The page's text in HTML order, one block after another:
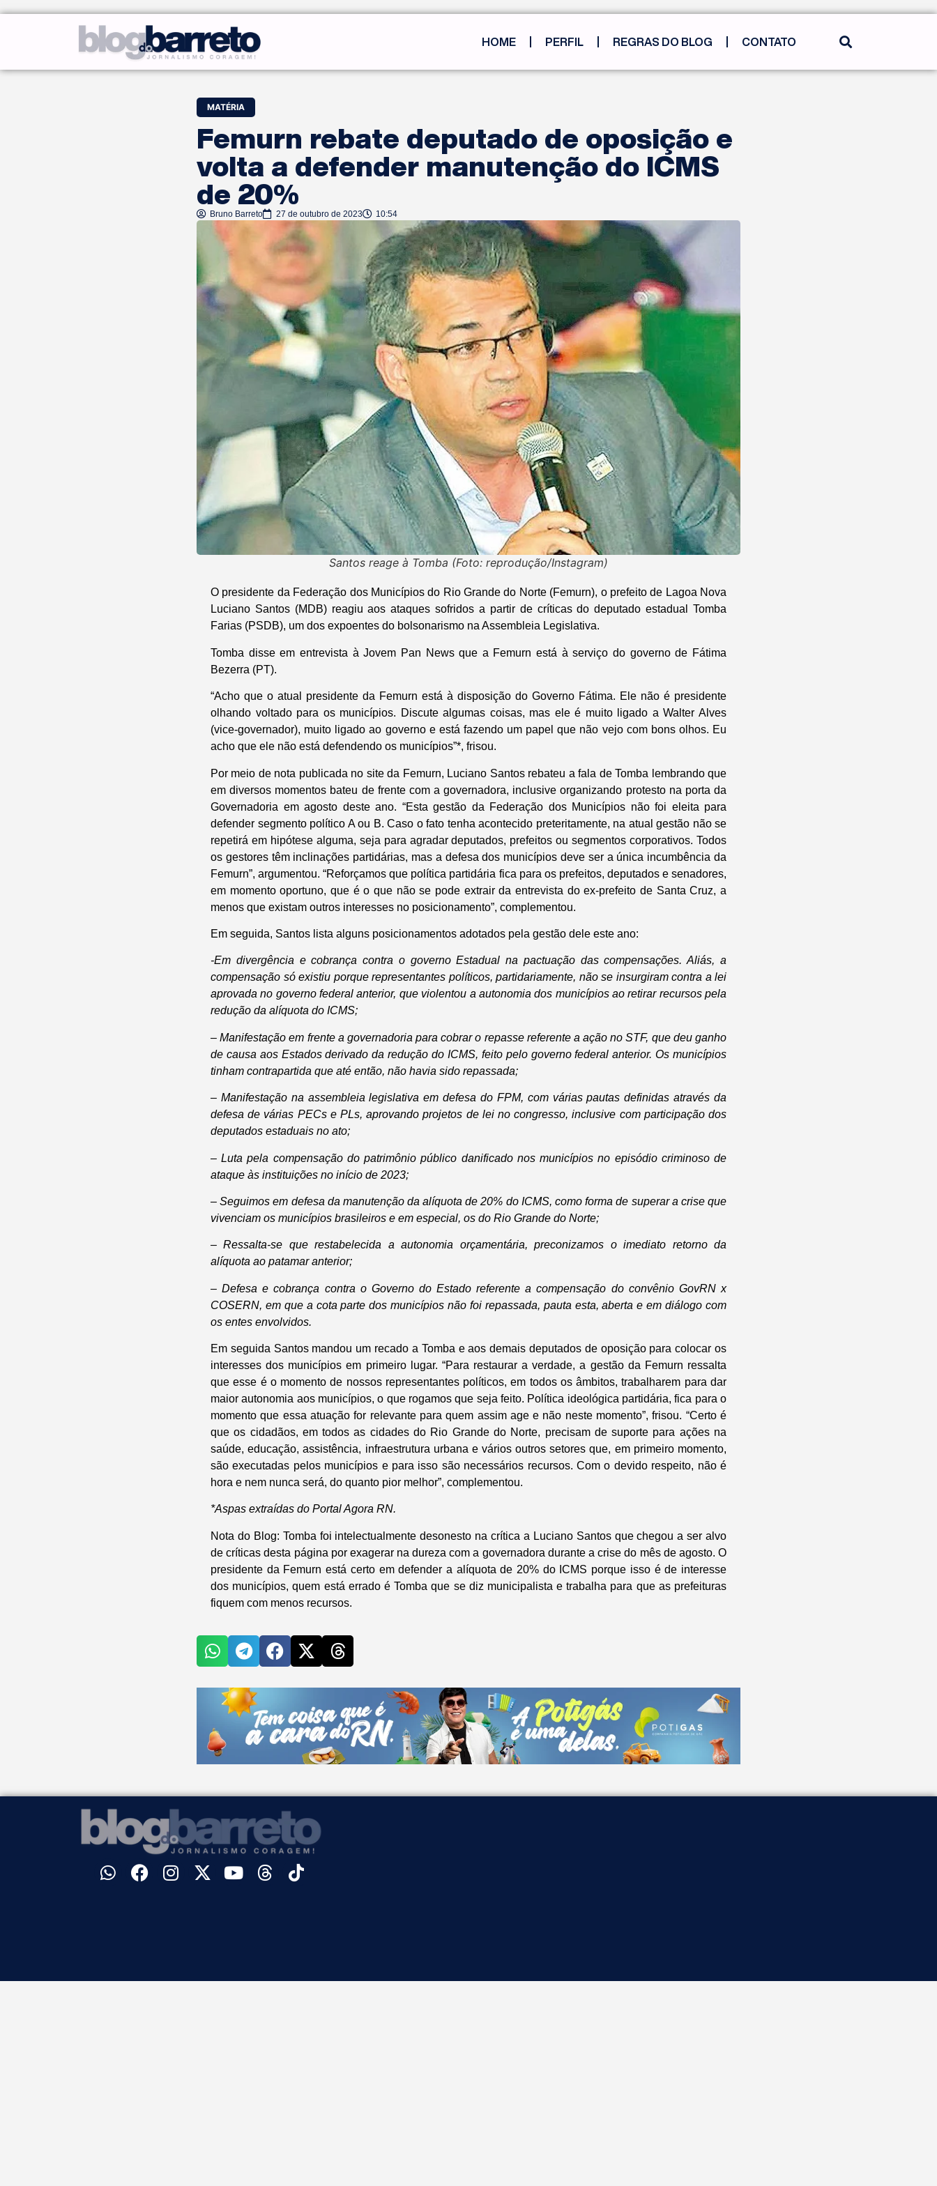
HOME PERFIL REGRAS DO BLOG CONTATO
MATÉRIA
Femurn rebate deputado de oposição e
volta a defender manutenção do ICMS
de 20%
Bruno Barreto 27 de outubro de 2023 10:54
Santos reage à Tomba (Foto: reprodução/Instagram)
O presidente da Federação dos Municípios do Rio Grande do Norte (Femurn), o prefeito de Lagoa Nova
Luciano Santos (MDB) reagiu aos ataques sofridos a partir de críticas do deputado estadual Tomba
Farias (PSDB), um dos expoentes do bolsonarismo na Assembleia Legislativa.
Tomba disse em entrevista à Jovem Pan News que a Femurn está à serviço do governo de Fátima
Bezerra (PT).
“Acho que o atual presidente da Femurn está à disposição do Governo Fátima. Ele não é presidente
olhando voltado para os municípios. Discute algumas coisas, mas ele é muito ligado a Walter Alves
(vice-governador), muito ligado ao governo e está fazendo um papel que não vejo com bons olhos. Eu
acho que ele não está defendendo os municípios”*, frisou.
Por meio de nota publicada no site da Femurn, Luciano Santos rebateu a fala de Tomba lembrando que
em diversos momentos bateu de frente com a governadora, inclusive organizando protesto na porta da
Governadoria em agosto deste ano. “Esta gestão da Federação dos Municípios não foi eleita para
defender segmento político A ou B. Caso o fato tenha acontecido preteritamente, na atual gestão não se
repetirá em hipótese alguma, seja para agradar deputados, prefeitos ou segmentos corporativos. Todos
os gestores têm inclinações partidárias, mas a defesa dos municípios deve ser a única incumbência da
Femurn”, argumentou. “Reforçamos que política partidária fica para os prefeitos, deputados e senadores,
em momento oportuno, que é o que não se pode extrair da entrevista do ex-prefeito de Santa Cruz, a
menos que existam outros interesses no posicionamento”, complementou.
Em seguida, Santos lista alguns posicionamentos adotados pela gestão dele este ano:
-Em divergência e cobrança contra o governo Estadual na pactuação das compensações. Aliás, a
compensação só existiu porque representantes políticos, partidariamente, não se insurgiram contra a lei
aprovada no governo federal anterior, que violentou a autonomia dos municípios ao retirar recursos pela
redução da alíquota do ICMS;
– Manifestação em frente a governadoria para cobrar o repasse referente a ação no STF, que deu ganho
de causa aos Estados derivado da redução do ICMS, feito pelo governo federal anterior. Os municípios
tinham contrapartida que até então, não havia sido repassada;
– Manifestação na assembleia legislativa em defesa do FPM, com várias pautas definidas através da
defesa de várias PECs e PLs, aprovando projetos de lei no congresso, inclusive com participação dos
deputados estaduais no ato;
– Luta pela compensação do patrimônio público danificado nos municípios no episódio criminoso de
ataque às instituições no início de 2023;
– Seguimos em defesa da manutenção da alíquota de 20% do ICMS, como forma de superar a crise que
vivenciam os municípios brasileiros e em especial, os do Rio Grande do Norte;
– Ressalta-se que restabelecida a autonomia orçamentária, preconizamos o imediato retorno da
alíquota ao patamar anterior;
– Defesa e cobrança contra o Governo do Estado referente a compensação do convênio GovRN x
COSERN, em que a cota parte dos municípios não foi repassada, pauta esta, aberta e em diálogo com
os entes envolvidos.
Em seguida Santos mandou um recado a Tomba e aos demais deputados de oposição para colocar os
interesses dos municípios em primeiro lugar. “Para restaurar a verdade, a gestão da Femurn ressalta
que esse é o momento de nossos representantes políticos, em todos os âmbitos, trabalharem para dar
maior autonomia aos municípios, o que rogamos que seja feito. Política ideológica partidária, fica para o
momento que essa atuação for relevante para quem assim age e não neste momento”, frisou. “Certo é
que os cidadãos, em todos as cidades do Rio Grande do Norte, precisam de suporte para ações na
saúde, educação, assistência, infraestrutura urbana e vários outros setores que, em primeiro momento,
são executadas pelos municípios e para isso são necessários recursos. Com o devido respeito, não é
hora e nem nunca será, do quanto pior melhor”, complementou.
*Aspas extraídas do Portal Agora RN.
Nota do Blog: Tomba foi intelectualmente desonesto na crítica a Luciano Santos que chegou a ser alvo
de críticas desta página por exagerar na dureza com a governadora durante a crise do mês de agosto. O
presidente da Femurn está certo em defender a alíquota de 20% do ICMS porque isso é de interesse
dos municípios, quem está errado é Tomba que se diz municipalista e trabalha para que as prefeituras
fiquem com menos recursos.